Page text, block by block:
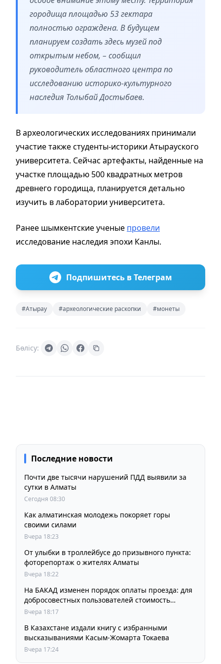
городища площадью 53 гектара
полностью ограждена. В будущем
планируем создать здесь музей под
открытым небом, – сообщил
руководитель областного центра по
исследованию историко-культурного
наследия Толыбай Достыбаев.
В археологических исследованиях принимали
участие также студенты-историки Атырауского
университета. Сейчас артефакты, найденные на
участке площадью 500 квадратных метров
древнего городища, планируется детально
изучить в лаборатории университета.
Ранее шымкентские ученые провели
исследование наследия эпохи Канлы.
Подпишитесь в Телеграм
#Атырау #археологические раскопки #монеты
Бөлісу:
Последние новости
Почти две тысячи нарушений ПДД выявили за
сутки в Алматы
Сегодня 08:30
Как алматинская молодежь покоряет горы
своими силами
Вчера 18:23
От улыбки в троллейбусе до призывного пункта:
фоторепортаж о жителях Алматы
Вчера 18:22
На БАКАД изменен порядок оплаты проезда: для
добросовестных пользователей стоимость
остается прежней
Вчера 18:17
В Казахстане издали книгу с избранными
высказываниями Касым-Жомарта Токаева
Вчера 17:24